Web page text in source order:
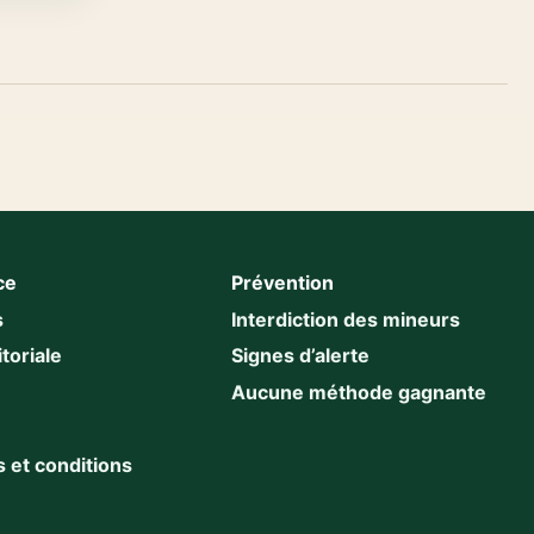
et conditions
Prévention
Interdiction des mineurs
Signes d’alerte
Aucune méthode gagnante